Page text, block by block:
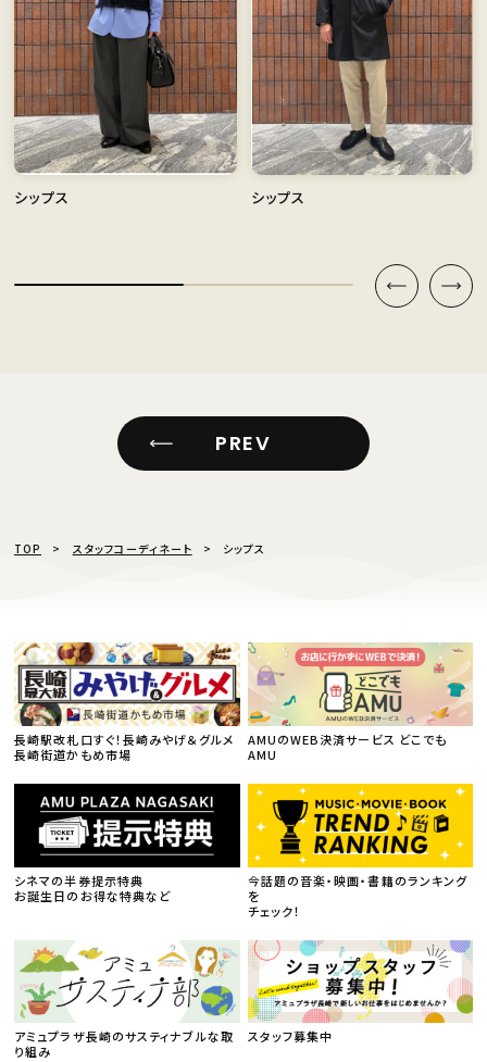
シップス シップス
PREV
TOP スタッフコーディネート シップス
長崎駅改札口すぐ！長崎みやげ＆グルメ
長崎街道かもめ市場
AMUのWEB決済サービス どこでも
AMU
シネマの半券提示特典
お誕生日のお得な特典など
今話題の音楽・映画・書籍のランキング
を
チェック！
アミュプラザ長崎のサスティナブルな取
り組み
スタッフ募集中